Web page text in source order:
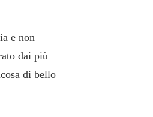
e non
dai più
di bello